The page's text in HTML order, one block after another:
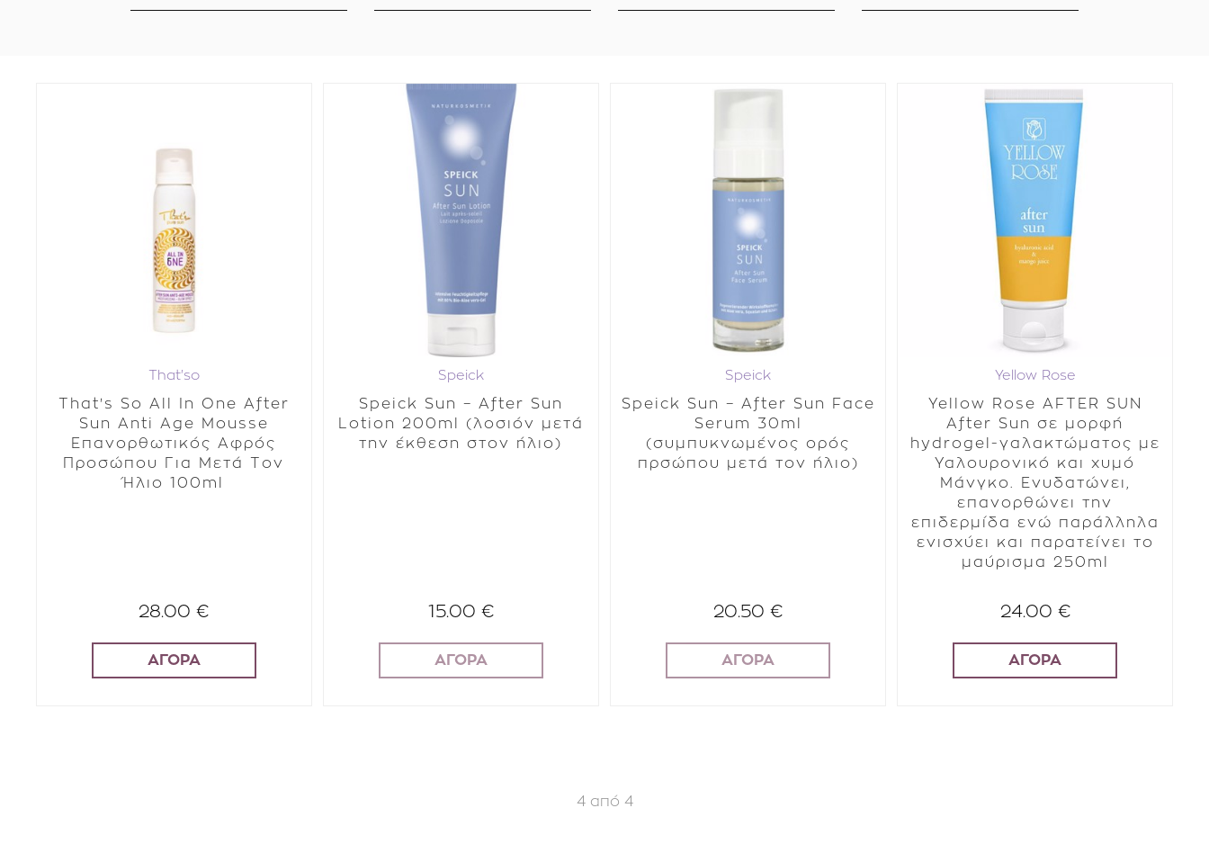
That'so
That's So All In One After
Sun Anti Age Mousse
Επανορθωτικός Αφρός
Προσώπου Για Μετά Τον
Ήλιο 100ml
28.00 €
ΑΓΟΡΑ
Speick
Speick Sun – After Sun
Lotion 200ml (λοσιόν μετά
την έκθεση στον ήλιο)
15.00 €
ΑΓΟΡΑ
Speick
Speick Sun – After Sun Face
Serum 30ml
(συμπυκνωμένος ορός
πρσώπου μετά τον ήλιο)
20.50 €
ΑΓΟΡΑ
Yellow Rose
Yellow Rose AFTER SUN
After Sun σε μορφή
hydrogel-γαλακτώματος με
Υαλουρονικό και χυμό
Μάνγκο. Ενυδατώνει,
επανορθώνει την
επιδερμίδα ενώ παράλληλα
ενισχύει και παρατείνει το
μαύρισμα 250ml
24.00 €
ΑΓΟΡΑ
4από 4